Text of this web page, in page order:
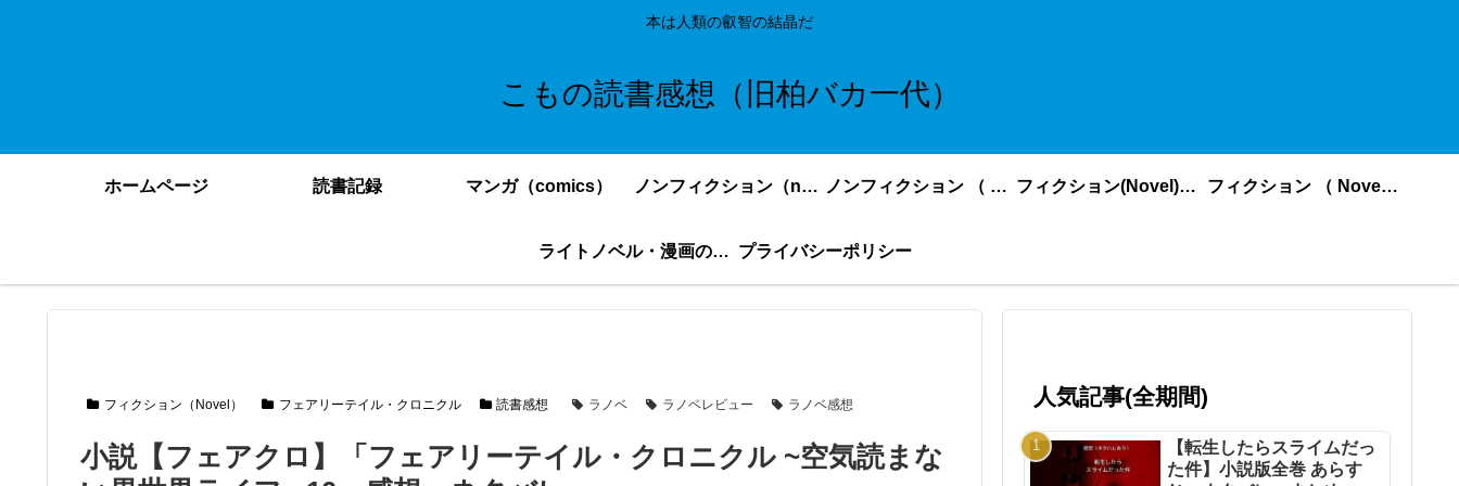
本は人類の叡智の結晶だ
こもの読書感想（旧柏バカ一代）
ホームページ 読書記録 マンガ（comics） ノンフィクション（nonfiction）更新順 ノンフィクション （ nonfiction ） あいうえお順 フィクション(Novel)更新順 フィクション （ Novel ） あいうえお順
ライトノベル・漫画の感想・ネタバレまとめ｜こもの読書感想 プライバシーポリシー
フィクション（Novel） フェアリーテイル・クロニクル 読書感想 ラノベ ラノベレビュー ラノベ感想
小説【フェアクロ】「フェアリーテイル・クロニクル ~空気読まな
人気記事(全期間)
【転生したらスライムだっ
た件】小説版全巻 あらす